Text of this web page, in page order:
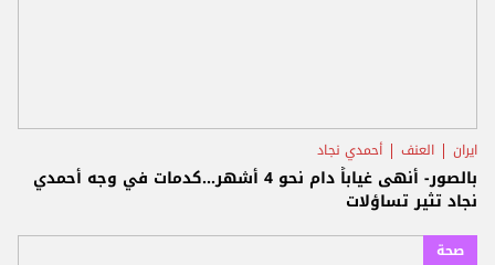
ايران العنف أحمدي نجاد
بالصور- أنهى غياباً دام نحو 4 أشهر...كدمات في وجه أحمدي
نجاد تثير تساؤلات
صحة